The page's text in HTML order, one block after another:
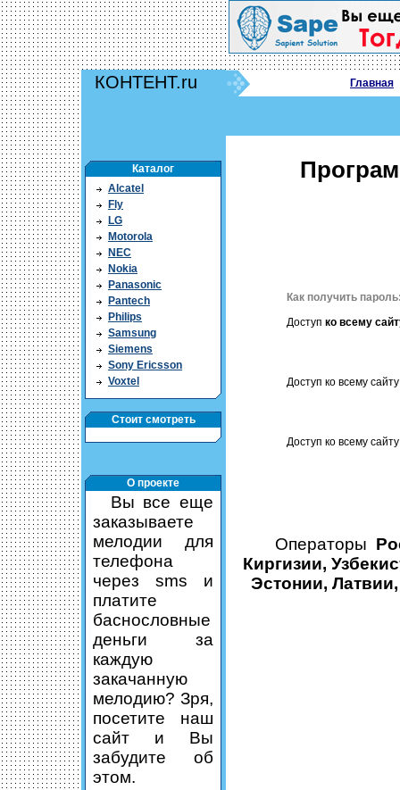
КОНТЕНТ.ru Главная
Каталог
Alcatel
Fly
LG
Motorola
NEC
Nokia
Panasonic
Pantech
Philips
Samsung
Siemens
Sony Ericsson
Voxtel
Стоит смотреть
О проекте
Вы все еще
заказываете
мелодии для
телефона
через sms и
платите
баснословные
деньги за
каждую
закачанную
мелодию? Зря,
посетите наш
сайт и Вы
забудите об
этом.
Как получить
Доступ ко всему
Доступ ко всему
Доступ ко всему
Операторы
Киргизии,
Эстонии,